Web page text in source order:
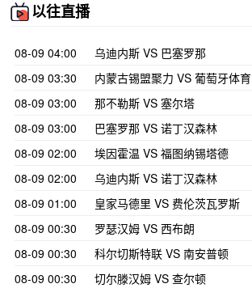
以往直播
08-09 04:00
乌迪内斯 VS 巴塞罗那
08-09 03:30
内蒙古锡盟聚力 VS 葡萄牙体育
08-09 03:00
那不勒斯 VS 塞尔塔
08-09 03:00
巴塞罗那 VS 诺丁汉森林
08-09 02:00
埃因霍温 VS 福图纳锡塔德
08-09 02:00
乌迪内斯 VS 诺丁汉森林
08-09 01:00
皇家马德里 VS 费伦茨瓦罗斯
08-09 00:30
罗瑟汉姆 VS 西布朗
08-09 00:30
科尔切斯特联 VS 南安普顿
08-09 00:30
切尔滕汉姆 VS 查尔顿